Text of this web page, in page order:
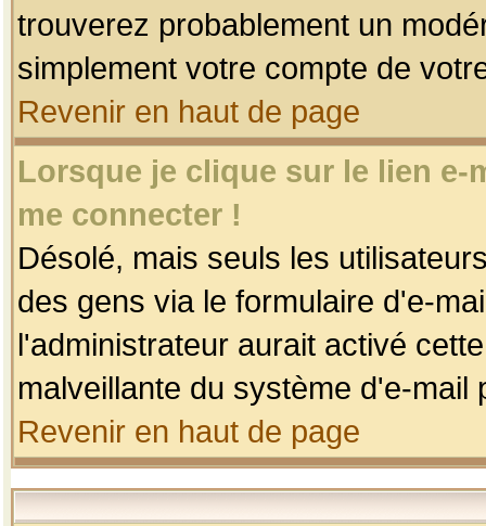
trouverez probablement un
simplement votre compte de
Revenir en haut de page
Lorsque je clique sur le lien
me connecter !
Désolé, mais seuls les
des gens via le formulaire d'e-
l'administrateur aurait activé
malveillante du système d'e-
Revenir en haut de page